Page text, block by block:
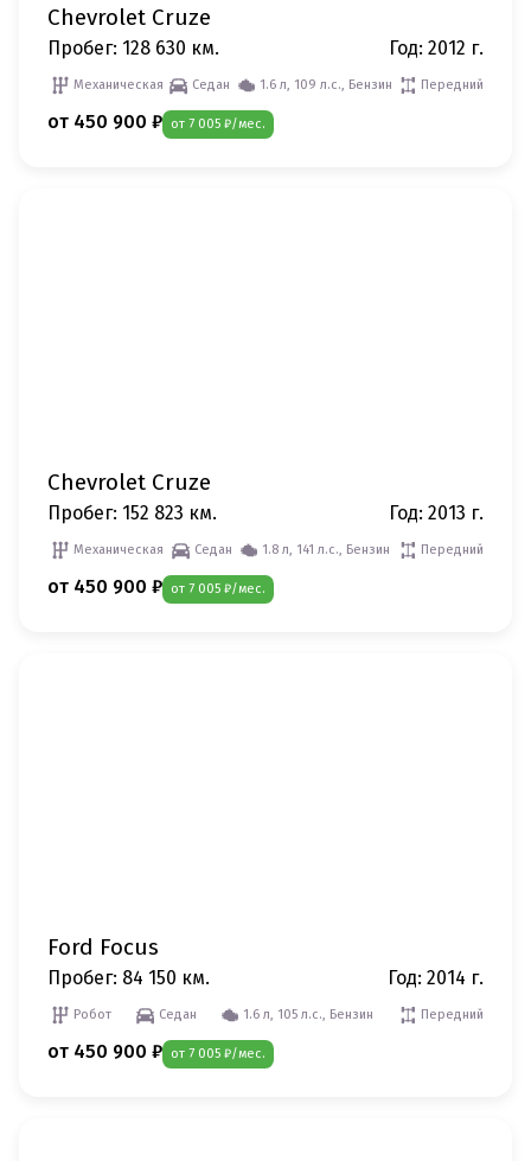
Chevrolet Cruze
Пробег: 128 630 км. Год: 2012 г.
Механическая Седан 1.6 л, 109 л.с., Бензин Передний
от 450 900 ₽ от 7 005 ₽/мес.
Chevrolet Cruze
Пробег: 152 823 км. Год: 2013 г.
Механическая Седан 1.8 л, 141 л.с., Бензин Передний
от 450 900 ₽ от 7 005 ₽/мес.
Ford Focus
Пробег: 84 150 км. Год: 2014 г.
Робот Седан 1.6 л, 105 л.с., Бензин Передний
от 450 900 ₽ от 7 005 ₽/мес.